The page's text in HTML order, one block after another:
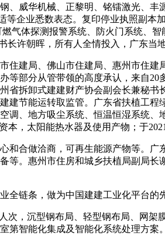
、威华机械、正黎明、铭镭激光、
企业悉数表态。复印停业执照副
气体探测报警系统、防火门系统、
许朝晖，所有人全情投入，广东当
建局、佛山市住建局、惠州市住建
部分从管带领的高度承认，来自
省拆卸式建建财产协会副会长兼秘
节能运转取监管。广东省扶植工
、地方吸尘系统、恒温恒湿系统
，太阳能热水器及使用产物；于
合做洽商，可再生能源产物等。广
等。惠州市住房和城乡扶植局副局
链条，做为中国建建工业化平台的
，沉型钢布局、轻型钢布局、网架
智能化集成及智能化系统处理方